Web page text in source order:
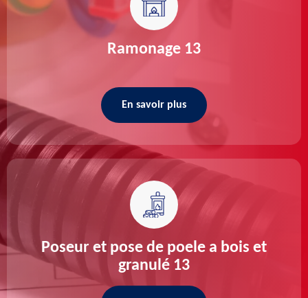
Ramonage 13
En savoir plus
Poseur et pose de poele a bois et
granulé 13